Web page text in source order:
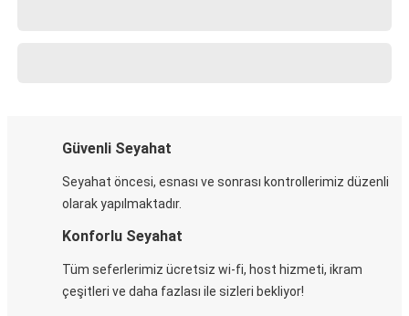
Güvenli Seyahat
Seyahat öncesi, esnası ve sonrası kontrollerimiz düzenli
olarak yapılmaktadır.
Konforlu Seyahat
Tüm seferlerimiz ücretsiz wi-fi, host hizmeti, ikram
çeşitleri ve daha fazlası ile sizleri bekliyor!